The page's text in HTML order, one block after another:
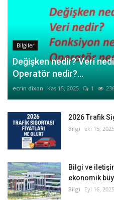
Bilgiler
Değişken nedir? Veri
Operatör nedir?...
ecrin dixon Kas 15, 2025 1
2026 Trafik
Bilgi eki 15, 2025
Bilgi ve
ekonomik
Bilgi Eyl 16, 2025